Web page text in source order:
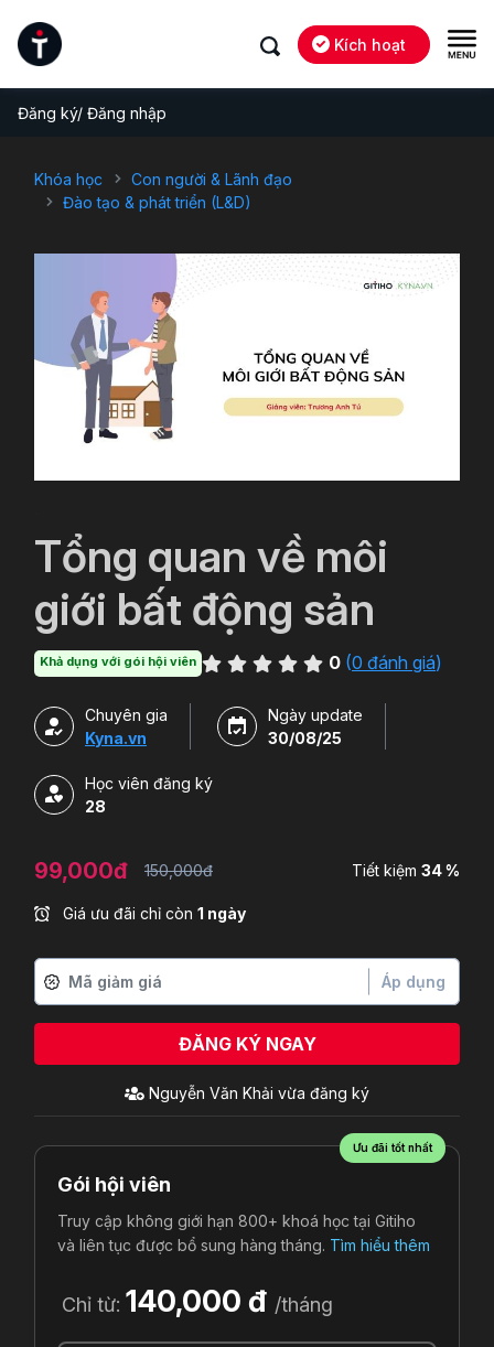
Kích hoạt
Đăng ký/ Đăng nhập
Khóa học
Con người & Lãnh đạo
Đào tạo & phát triển (L&D)
Tổng quan về môi
giới bất động sản
Khả dụng với gói hội viên 0 (0 đánh giá)
Chuyên gia
Kyna.vn
Ngày update
30/08/25
Học viên đăng ký
28
99,000đ 150,000đ Tiết kiệm 34 %
Giá ưu đãi chỉ còn 1 ngày
Áp dụng
ĐĂNG KÝ NGAY
Nguyễn Văn Khải vừa đăng ký
Ưu đãi tốt nhất
Gói hội viên
Truy cập không giới hạn 800+ khoá học tại Gitiho
và liên tục được bổ sung hàng tháng. Tìm hiểu thêm
Chỉ từ: 140,000 đ /tháng